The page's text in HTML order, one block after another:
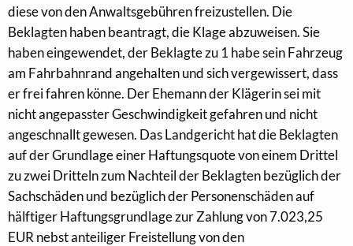
diese von den Anwaltsgebühren freizustellen. Die
Beklagten haben beantragt, die Klage abzuweisen. Sie
haben eingewendet, der Beklagte zu 1 habe sein Fahrzeug
am Fahrbahnrand angehalten und sich vergewissert, dass
er frei fahren könne. Der Ehemann der Klägerin sei mit
nicht angepasster Geschwindigkeit gefahren und nicht
angeschnallt gewesen. Das Landgericht hat die Beklagten
auf der Grundlage einer Haftungsquote von einem Drittel
zu zwei Dritteln zum Nachteil der Beklagten bezüglich der
Sachschäden und bezüglich der Personenschäden auf
hälftiger Haftungsgrundlage zur Zahlung von 7.023,25
EUR nebst anteiliger Freistellung von den